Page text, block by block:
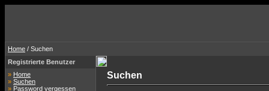
Home / Suchen
Registrierte Benutzer
» Home
» Suchen
» Password vergessen
Suchen